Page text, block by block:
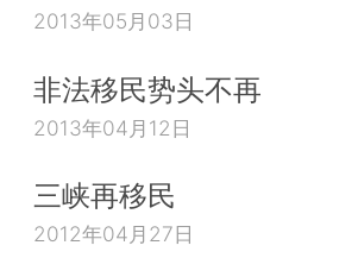
2013年05月03日
非法移民势头不再
2013年04月12日
三峡再移民
2012年04月27日